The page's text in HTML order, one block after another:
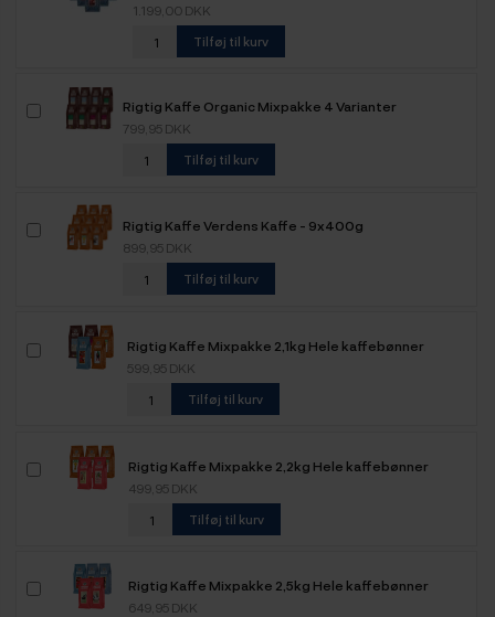
1.199,00 DKK
Tilføj til kurv
Rigtig Kaffe Organic Mixpakke 4 Varianter
799,95 DKK
Tilføj til kurv
Rigtig Kaffe Verdens Kaffe - 9x400g
899,95 DKK
Tilføj til kurv
Rigtig Kaffe Mixpakke 2,1kg Hele kaffebønner
599,95 DKK
Tilføj til kurv
Rigtig Kaffe Mixpakke 2,2kg Hele kaffebønner
499,95 DKK
Tilføj til kurv
Rigtig Kaffe Mixpakke 2,5kg Hele kaffebønner
649,95 DKK